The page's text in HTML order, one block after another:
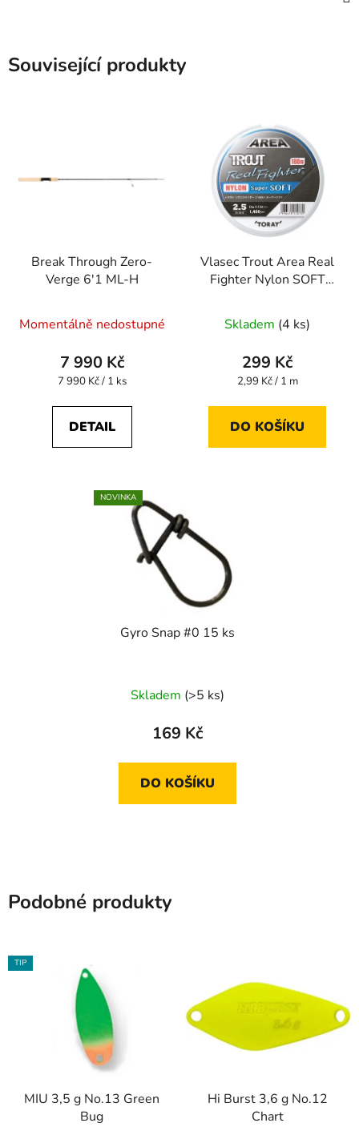
Související produkty
Break Through Zero-
Verge 6'1 ML-H
Momentálně nedostupné
7 990 Kč
Měrná
7 990 Kč / 1 ks
DETAIL
Vlasec Trout Area Real
Fighter Nylon SOFT
Skladem (4 ks)
299 Kč
Měrná
2,99 Kč / 1 m
DO KOŠÍKU
NOVINKA
Gyro Snap #0 15 ks
Skladem (>5 ks)
169 Kč
DO KOŠÍKU
Podobné produkty
TIP
MIU 3,5 g No.13 Green
Bug
Hi Burst 3,6 g No.12
Chart